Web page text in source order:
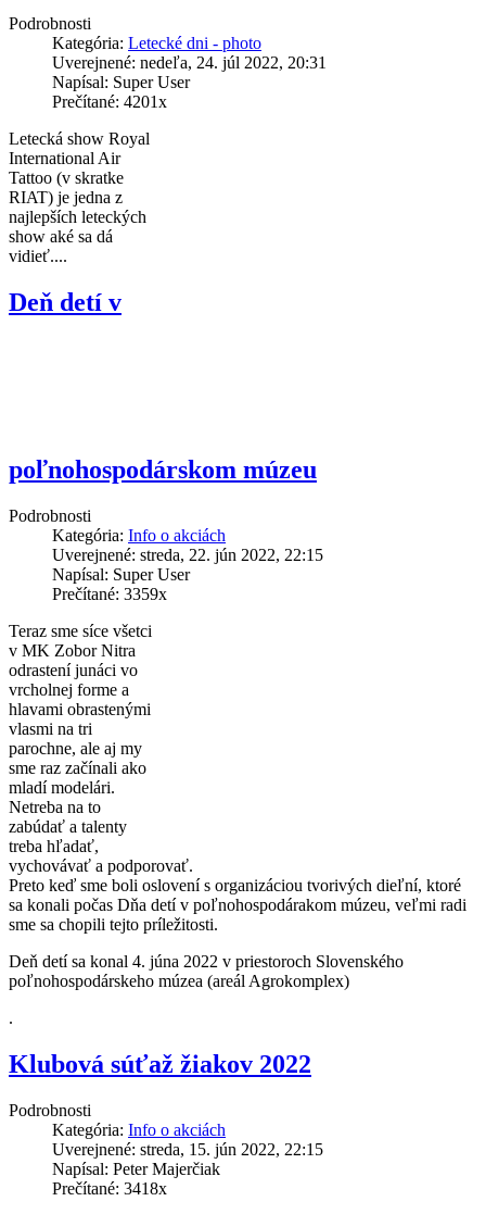
Podrobnosti
Kategória: Letecké dni - photo
Uverejnené: nedeľa, 24. júl 2022, 20:31
Napísal: Super User
Prečítané: 4201x
Letecká show Royal
International Air
Tattoo (v skratke
RIAT) je jedna z
najlepších leteckých
show aké sa dá
vidieť....
Deň detí v
poľnohospodárskom múzeu
Podrobnosti
Kategória: Info o akciách
Uverejnené: streda, 22. jún 2022, 22:15
Napísal: Super User
Prečítané: 3359x
Teraz sme síce všetci
v MK Zobor Nitra
odrastení junáci vo
vrcholnej forme a
hlavami obrastenými
vlasmi na tri
parochne, ale aj my
sme raz začínali ako
mladí modelári.
Netreba na to
zabúdať a talenty
treba hľadať,
vychovávať a podporovať.
Preto keď sme boli oslovení s organizáciou tvorivých dieľní, ktoré
sa konali počas Dňa detí v poľnohospodárakom múzeu, veľmi radi
sme sa chopili tejto príležitosti.
Deň detí sa konal 4. júna 2022 v priestoroch Slovenského
poľnohospodárskeho múzea (areál Agrokomplex)
.
Klubová súťaž žiakov 2022
Podrobnosti
Kategória: Info o akciách
Uverejnené: streda, 15. jún 2022, 22:15
Napísal: Peter Majerčiak
Prečítané: 3418x